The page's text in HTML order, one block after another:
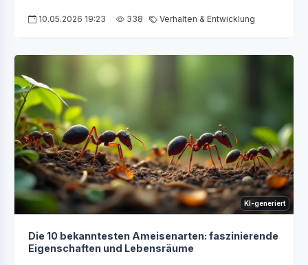
10.05.2026 19:23 338 Verhalten & Entwicklung
KI-generiert
Die 10 bekanntesten Ameisenarten: faszinierende
Eigenschaften und Lebensräume